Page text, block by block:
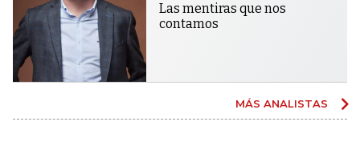
Las mentiras que nos
contamos
MÁS ANALISTAS